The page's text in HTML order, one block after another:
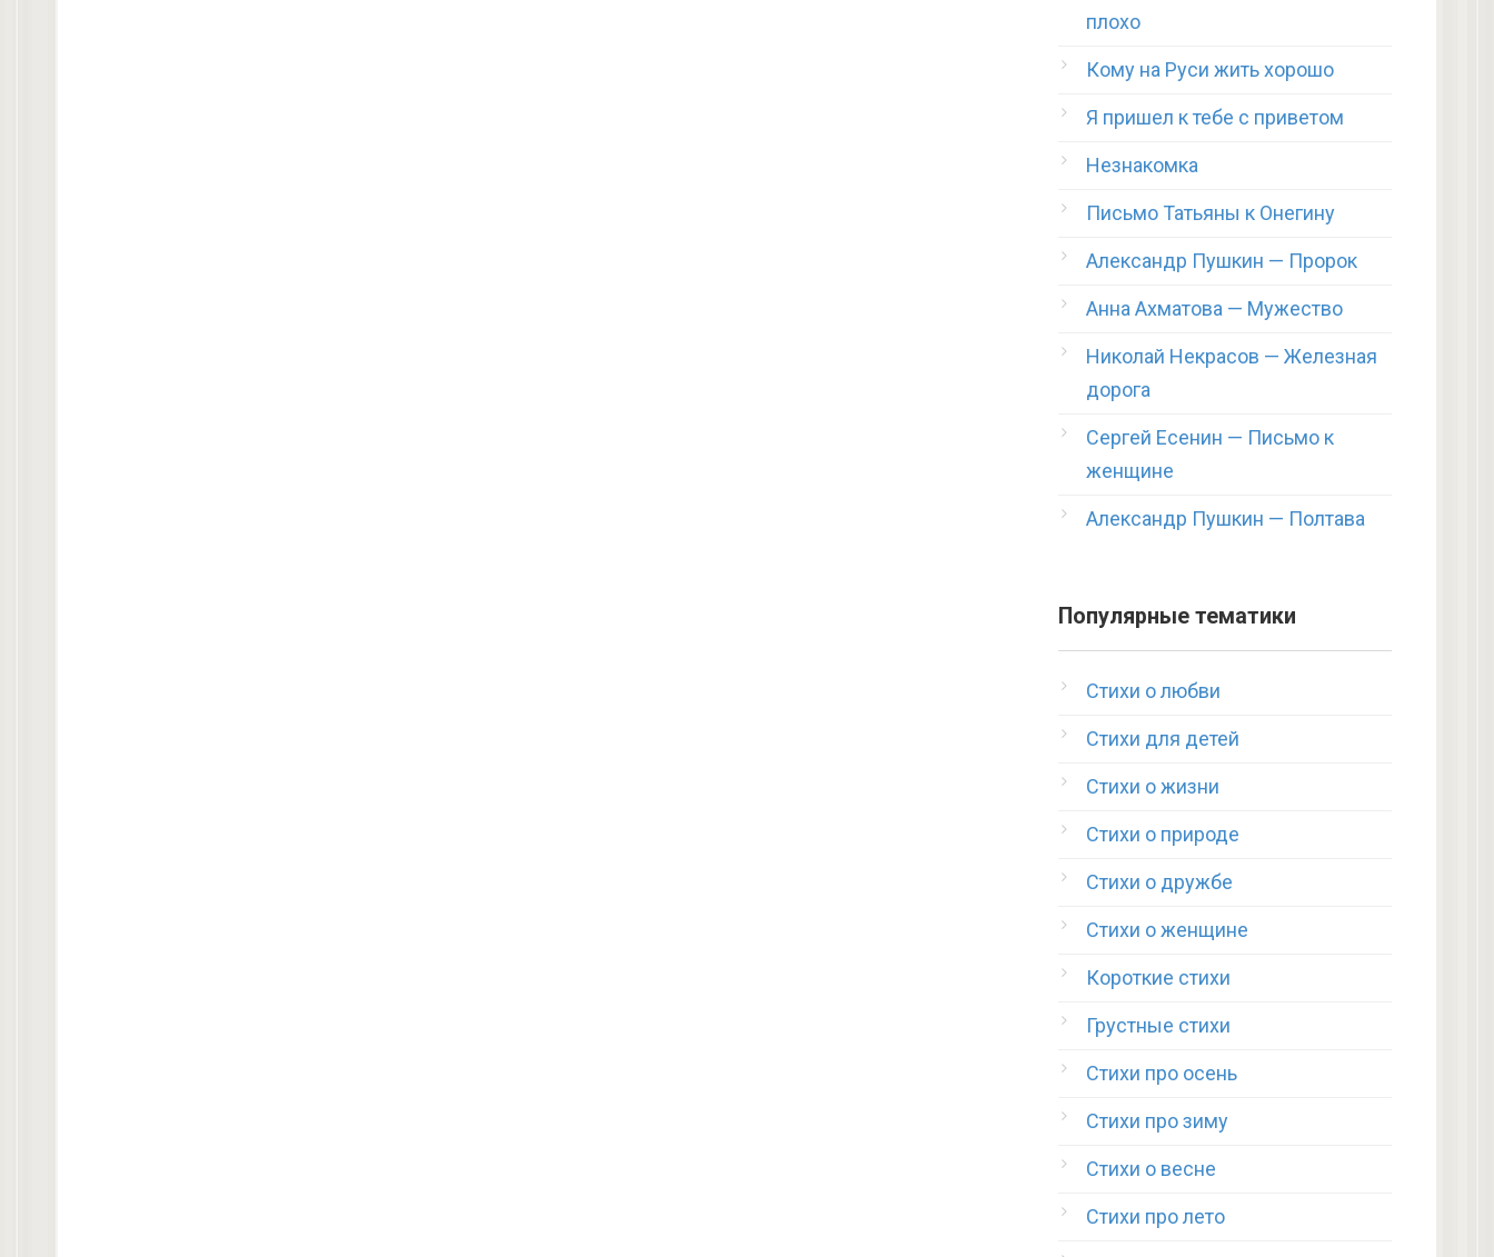
плохо
Кому на Руси жить хорошо
Я пришел к тебе с приветом
Незнакомка
Письмо Татьяны к Онегину
Александр Пушкин — Пророк
Анна Ахматова — Мужество
Николай Некрасов — Железная
дорога
Сергей Есенин — Письмо к
женщине
Александр Пушкин — Полтава
Популярные тематики
Стихи о любви
Стихи для детей
Стихи о жизни
Стихи о природе
Стихи о дружбе
Стихи о женщине
Короткие стихи
Грустные стихи
Стихи про осень
Стихи про зиму
Стихи о весне
Стихи про лето